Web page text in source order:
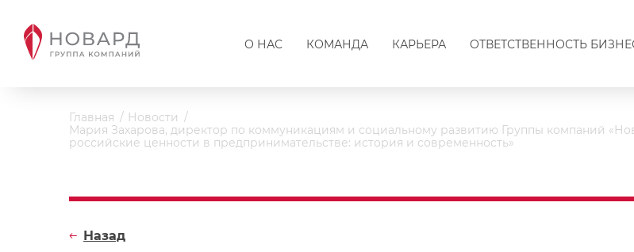
О НАС КОМАНДА КАРЬЕРА ОТВЕТСТВЕННОСТЬ
Главная
Новости
Мария Захарова, директор по коммуникациям и социальному развитию Группы компаний
российские ценности в предпринимательстве: история и современность»
Назад